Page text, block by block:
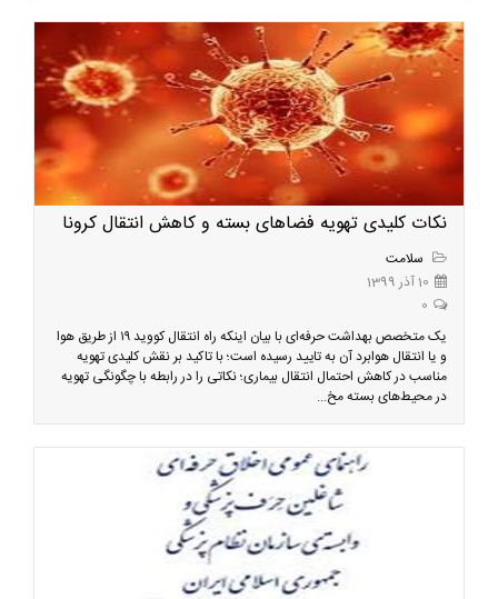
نکات کلیدی تهویه فضاهای بسته و کاهش انتقال کرونا
سلامت
10 آذر 1399
0
یک متخصص بهداشت حرفه‌ای با بیان اینکه راه انتقال کووید ۱۹ از طریق هوا
و یا انتقال هوابرد آن به تایید رسیده است؛ با تاکید بر نقش کلیدی تهویه
مناسب در کاهش احتمال انتقال بیماری؛ نکاتی را در رابطه با چگونگی تهویه
در محیط‌های بسته مخ...